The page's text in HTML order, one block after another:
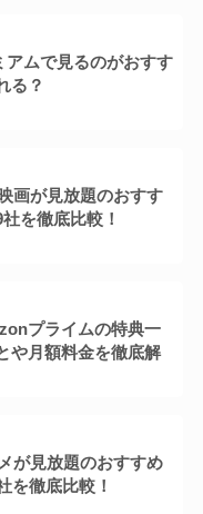
ムで見るのがおすす
る？
画が見放題のおすす
を徹底比較！
プライムの特典一
や月額料金を徹底解
が見放題のおすすめ
を徹底比較！